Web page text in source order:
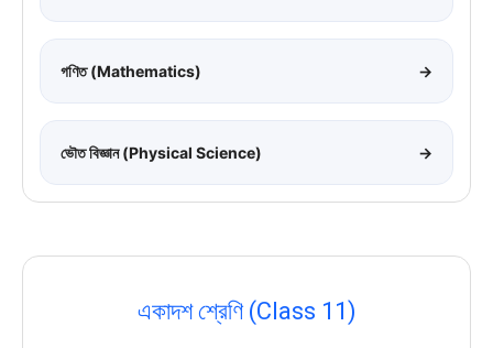
গণিত (Mathematics) →
ভৌত বিজ্ঞান (Physical Science) →
একাদশ শ্রেণি (Class 11)